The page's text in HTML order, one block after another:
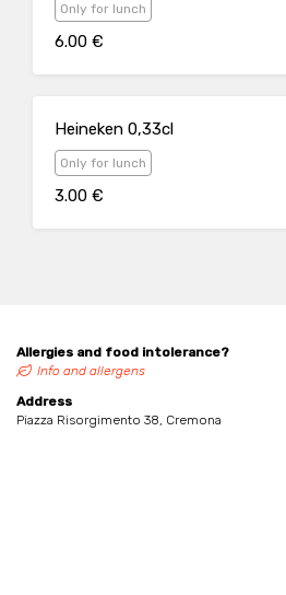
Only for lunch
6.00 €
Heineken 0,33cl
Only for lunch
3.00 €
Allergies and food intolerance?
Info and allergens
Address
Piazza Risorgimento 38, Cremona